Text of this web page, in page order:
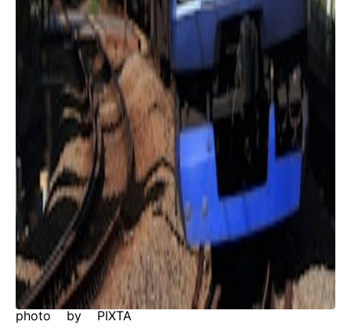
photo by PIXTA